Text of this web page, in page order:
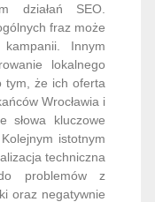
działań SEO.
fraz może
Innym
lokalnego
tym, że ich oferta
Wrocławia i
słowa kluczowe
istotnym
techniczna
problemów z
oraz negatywnie